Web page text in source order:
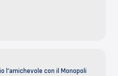
l’amichevole con il Monopoli